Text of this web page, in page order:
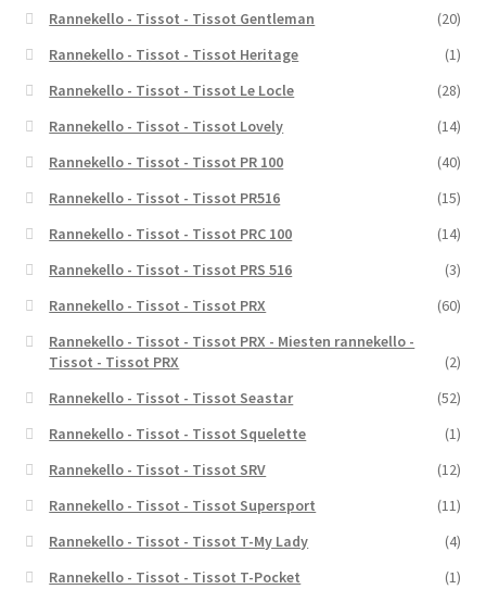
Rannekello - Tissot - Tissot Gentleman
(20)
Rannekello - Tissot - Tissot Heritage
(1)
Rannekello - Tissot - Tissot Le Locle
(28)
Rannekello - Tissot - Tissot Lovely
(14)
Rannekello - Tissot - Tissot PR 100
(40)
Rannekello - Tissot - Tissot PR516
(15)
Rannekello - Tissot - Tissot PRC 100
(14)
Rannekello - Tissot - Tissot PRS 516
(3)
Rannekello - Tissot - Tissot PRX
(60)
Rannekello - Tissot - Tissot PRX - Miesten rannekello -
Tissot - Tissot PRX
(2)
Rannekello - Tissot - Tissot Seastar
(52)
Rannekello - Tissot - Tissot Squelette
(1)
Rannekello - Tissot - Tissot SRV
(12)
Rannekello - Tissot - Tissot Supersport
(11)
Rannekello - Tissot - Tissot T-My Lady
(4)
Rannekello - Tissot - Tissot T-Pocket
(1)